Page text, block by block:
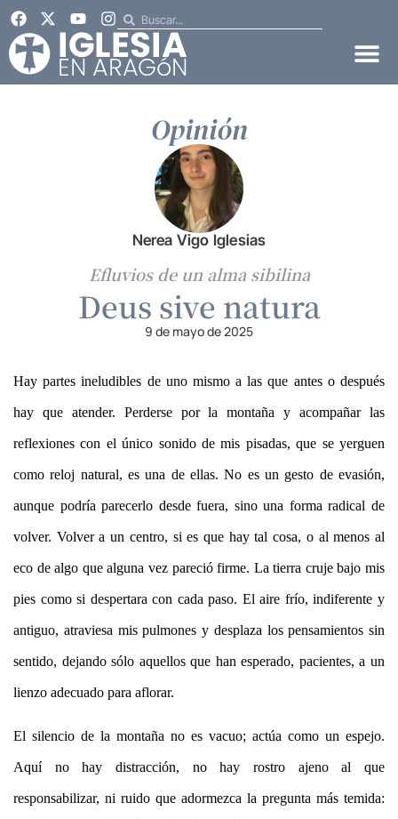
Opinión
Nerea Vigo Iglesias
Efluvios de un alma sibilina
Deus sive natura
9 de mayo de 2025
Hay partes ineludibles de uno mismo a las que antes o después
hay que atender. Perderse por la montaña y acompañar las
reflexiones con elúnico sonido de mis pisadas, que se yerguen
como reloj natural, es una de ellas. No es un gesto de evasión,
aunque podría parecerlo desde fuera, sino una forma radical de
volver. Volver a un centro, si es que hay tal cosa, o al menos al
eco de algo que alguna vez pareciófirme. La tierra cruje bajo mis
pies como si despertara con cada paso. El aire frío, indiferente y
antiguo, atraviesa mis pulmones y desplaza los pensamientos sin
sentido, dejando sólo aquellos que han esperado, pacientes, a un
lienzo adecuado para aflorar.
El silencio de la montaña no es vacuo; actúa como un espejo.
Aquí no hay distracción, no hay rostro ajeno al que
responsabilizar, ni ruido que adormezca la pregunta más temida: